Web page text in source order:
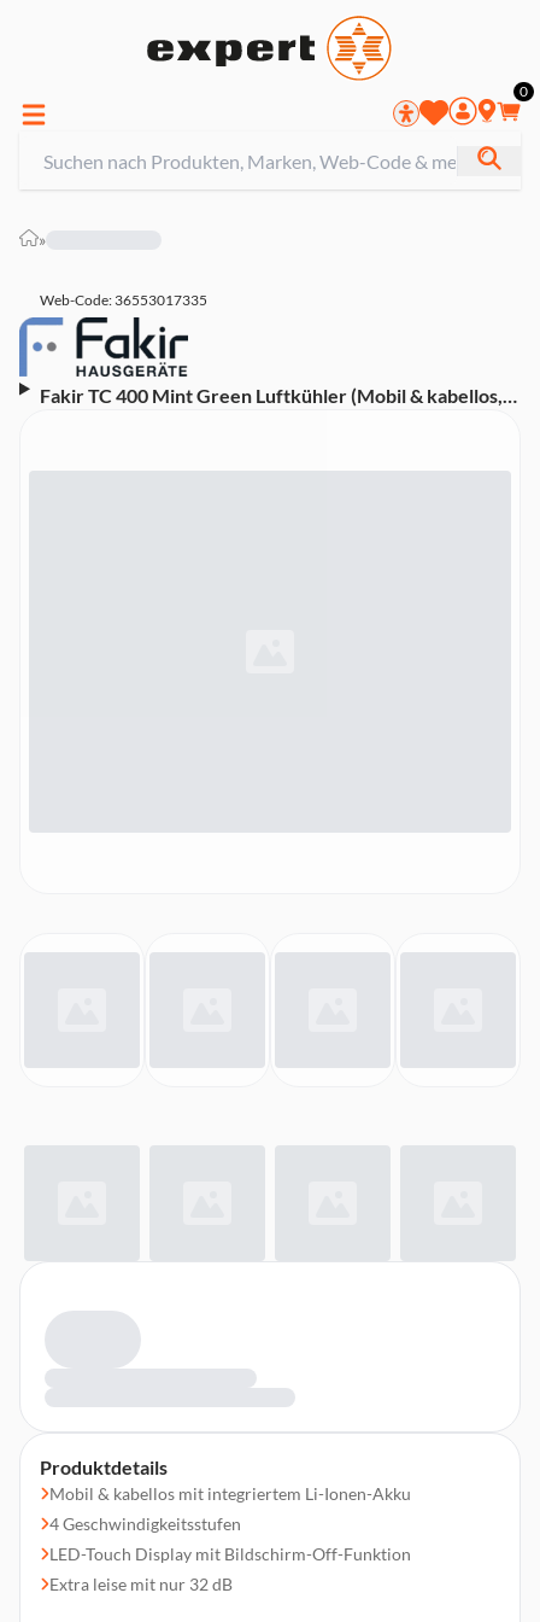
0
»
Web-Code: 36553017335
Fakir TC 400 Mint Green Luftkühler (Mobil & kabellos,
Befüllung von oben für Wasser oder Eis, abnehmbarer
Produktdetails
Mobil & kabellos mit integriertem Li-Ionen-Akku
4 Geschwindigkeitsstufen
LED-Touch Display mit Bildschirm-Off-Funktion
Extra leise mit nur 32 dB